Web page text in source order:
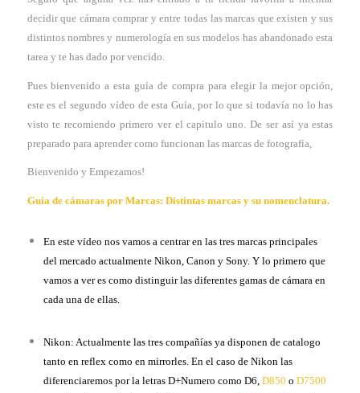
decidir que cámara comprar y entre todas las marcas que existen y sus
distintos nombres y numerología en sus modelos has abandonado esta
tarea y te has dado por vencido.
Pues bienvenido a esta guía de compra para elegir la mejor opción,
este es el segundo vídeo de esta Guía, por lo que si todavía no lo has
visto te recomiendo primero ver el capitulo uno. De ser así ya estas
preparado para aprender como funcionan las marcas de fotografía,
Bienvenido y Empezamos!
Guía de cámaras por Marcas: Distintas marcas y su nomenclatura.
En este vídeo nos vamos a centrar en las tres marcas principales
del mercado actualmente Nikon, Canon y Sony. Y lo primero que
vamos a ver es como distinguir las diferentes gamas de cámara en
cada una de ellas.
Nikon: Actualmente las tres compañías ya disponen de catalogo
tanto en reflex como en mirrorles. En el caso de Nikon las
diferenciaremos por la letras D+Numero como D6,D850 oD7500